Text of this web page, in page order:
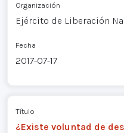
Organización
Ejército de Liberación
Fecha
2017-07-17
Título
¿Existe voluntad de